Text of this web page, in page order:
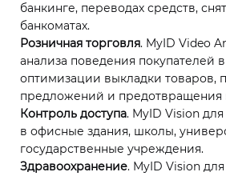
банкинге, переводах средств,
банкоматах.
Розничная торговля. MyID Video
анализа поведения покупателей
оптимизации выкладки товаров,
предложений и предотвращения
Контроль доступа. MyID Vision
в офисные здания, школы,
государственные учреждения.
Здравоохранение. MyID Vision